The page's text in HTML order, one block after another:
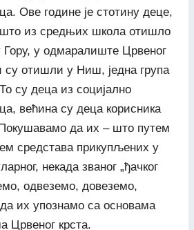
Ове године је стотину деце,
из средњих школа отишло
у одмаралиште Црвеног
су отишли у Ниш, једна група
су деца из социјално
већина су деца корисника
да их – што путем
средстава прикупљених у
некада званог „ђачког
одвеземо, довеземо,
их упознамо са основама
Црвеног крста.